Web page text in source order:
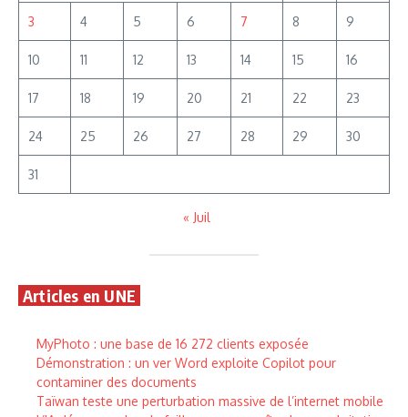
3 4 5 6 7 8 9
10 11 12 13 14 15 16
17 18 19 20 21 22 23
24 25 26 27 28 29 30
31
« Juil
Articles en UNE
MyPhoto : une base de 16 272 clients exposée
Démonstration : un ver Word exploite Copilot pour
contaminer des documents
Taïwan teste une perturbation massive de l’internet mobile